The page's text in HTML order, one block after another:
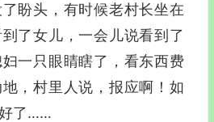
盼头，有时候老村长坐在
了女儿，一会儿说看到了
一只眼睛瞎了，看东西费
，村里人说，报应啊！如
了……